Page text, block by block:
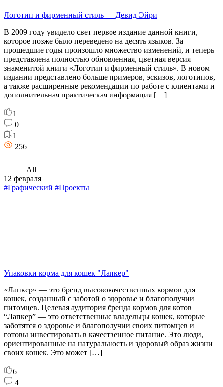
Логотип и фирменный стиль — Девид Эйри
В 2009 году увидело свет первое издание данной книги,
которое позже было переведено на десять языков. За
прошедшие годы произошло множество изменений, и теперь
представлена полностью обновленная, цветная версия
знаменитой книги «Логотип и фирменный стиль». В новом
издании представлено больше примеров, эскизов, логотипов,
а также расширенные рекомендации по работе с клиентами и
дополнительная практическая информация […]
1
0
1
256
All
12 февраля
#Графический #Проекты
Упаковки корма для кошек "Лапкер"
«Лапкер» — это бренд высококачественных кормов для
кошек, созданный с заботой о здоровье и благополучии
питомцев. Целевая аудитория бренда кормов для котов
“Лапкер” — это ответственные владельцы кошек, которые
заботятся о здоровье и благополучии своих питомцев и
готовы инвестировать в качественное питание. Это люди,
ориентированные на натуральность и здоровый образ жизни
своих кошек. Это может […]
6
4